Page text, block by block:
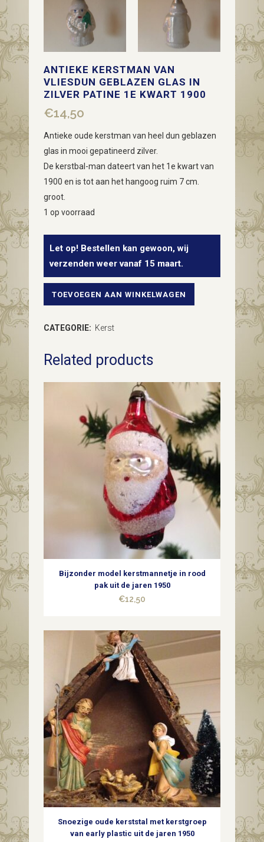
ANTIEKE KERSTMAN VAN
VLIESDUN GEBLAZEN GLAS IN
ZILVER PATINE 1E KWART 1900
€14,50
Antieke oude kerstman van heel dun geblazen
glas in mooi gepatineerd zilver.
De kerstbal-man dateert van het 1e kwart van
1900 en is tot aan het hangoog ruim 7 cm.
groot.
1 op voorraad
Let op! Bestellen kan gewoon, wij
verzenden weer vanaf 15 maart.
Antieke
vliesdun
geblazen
quantity
TOEVOEGEN AAN WINKELWAGEN
CATEGORIE: Kerst
Related products
Bijzonder model kerstmannetje in rood
pak uit de jaren 1950
€12,50
Snoezige oude kerststal met kerstgroep
van early plastic uit de jaren 1950